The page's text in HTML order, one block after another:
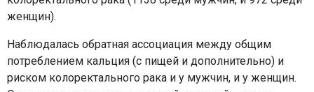
женщин).
Наблюдалась обратная ассоциация между общим
потреблением кальция (с пищей и дополнительно) и
риском колоректального рака и у мужчин, и у женщин.